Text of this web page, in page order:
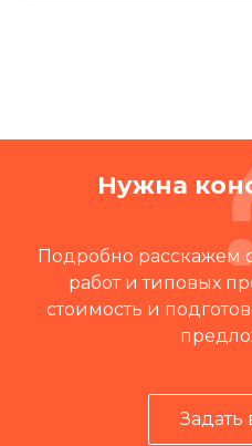
Нужна
Подробно расскажем
работ и типовых
стоимость и
Задать